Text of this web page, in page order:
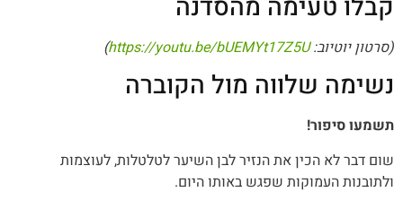
קבלו טעימה מהסדנה
(סרטון יוטיוב:https://youtu.be/bUEMYt17Z5U
)
נשימה שלווה מול הקוברה
תשמעו סיפור!
שום דבר לא הכין את הנזיר לבן השיער לטלטלות, לעוצמות
ולתובנות העמוקות שפגש באותו היום.